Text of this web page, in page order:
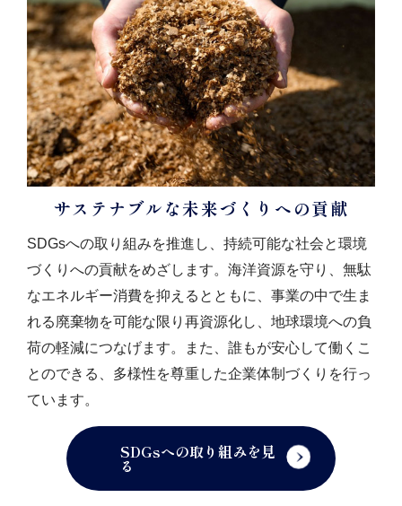
サステナブルな未来づくりへの貢献
SDGsへの取り組みを推進し、持続可能な社会と環境
づくりへの貢献をめざします。海洋資源を守り、無駄
なエネルギー消費を抑えるとともに、事業の中で生ま
れる廃棄物を可能な限り再資源化し、地球環境への負
荷の軽減につなげます。また、誰もが安心して働くこ
とのできる、多様性を尊重した企業体制づくりを行っ
ています。
SDGsへの取り組みを見
る